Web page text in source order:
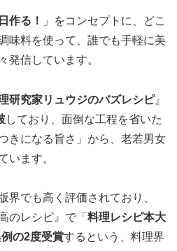
作る！
」をコンセプトに、どこ
味料を使って、誰でも手軽に美
発信しています。
研究家リュウジのバズレシピ』
しており、面倒な工程を省いた
きになる旨さ」から、老若男女
います。
界でも高く評価されており、
のレシピ』で「 料理レシピ本大
の2度受賞するという、料理界